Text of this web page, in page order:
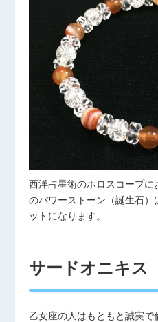
西洋占星術のホロスコープに
のパワーストーン（誕生石）
ットになります。
サードオニキス
乙女座の人はもともと誠実で